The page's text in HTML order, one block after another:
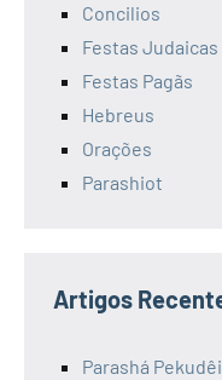
Concilios
Festas Judaicas
Festas Pagãs
Hebreus
Orações
Parashiot
Artigos
Parashá